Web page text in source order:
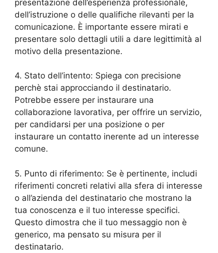
presentazione dell’esperienza professionale,
dell’istruzione o delle qualifiche rilevanti per la
comunicazione. È importante essere mirati e
presentare solo dettagli utili a dare legittimità al
motivo della presentazione.
4. Stato dell’intento: Spiega con precisione
perchè stai approcciando il destinatario.
Potrebbe essere per instaurare una
collaborazione lavorativa, per offrire un servizio,
per candidarsi per una posizione o per
instaurare un contatto inerente ad un interesse
comune.
5. Punto di riferimento: Se è pertinente, includi
riferimenti concreti relativi alla sfera di interesse
o all’azienda del destinatario che mostrano la
tua conoscenza e il tuo interesse specifici.
Questo dimostra che il tuo messaggio non è
generico, ma pensato su misura per il
destinatario.